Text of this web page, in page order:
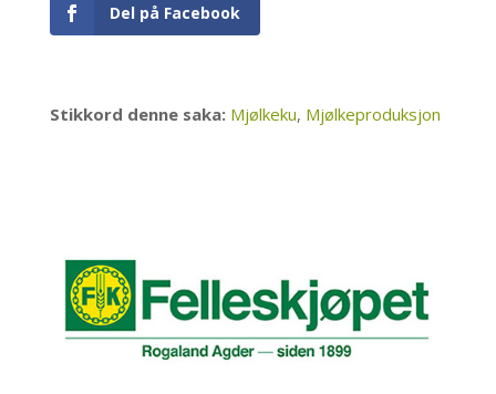
Del på Facebook
Stikkord denne saka: Mjølkeku, Mjølkeproduksjon